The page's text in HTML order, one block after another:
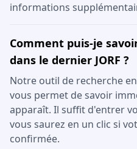
informations
Comment puis-je
dans le dernier JORF ?
Notre outil de recherche
vous permet de savoir
apparaît. Il suffit d'entrer
vous saurez en un clic si
confirmée.